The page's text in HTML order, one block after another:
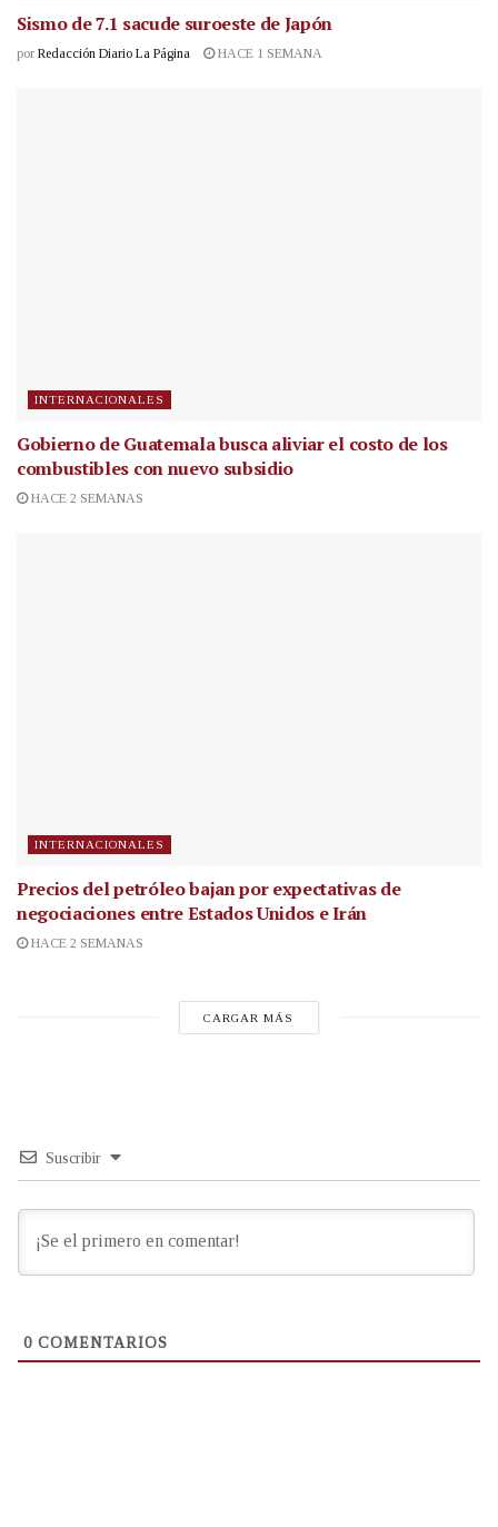
Sismo de 7.1 sacude suroeste de Japón
por Redacción Diario La Página HACE 1 SEMANA
INTERNACIONALES
Gobierno de Guatemala busca aliviar el costo de los
combustibles con nuevo subsidio
HACE 2 SEMANAS
INTERNACIONALES
Precios del petróleo bajan por expectativas de
negociaciones entre Estados Unidos e Irán
HACE 2 SEMANAS
CARGAR MÁS
Suscribir
0 COMENTARIOS